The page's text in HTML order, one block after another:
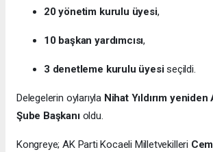
20 yönetim kurulu üyesi,
10 başkan yardımcısı,
3 denetleme kurulu üyesiseçildi.
Delegelerin oylarıyla Nihat Yıldırım
Şube Başkanıoldu.
Kongreye; AK Parti Kocaeli Milletvekilleri